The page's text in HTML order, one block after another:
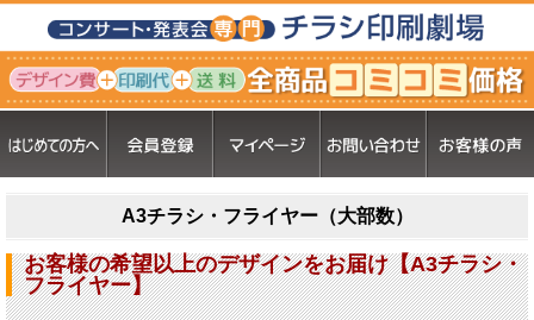
A3チラシ・フライヤー（大部数）
お客様の希望以上のデザインをお届け【A3チラシ・
フライヤー】